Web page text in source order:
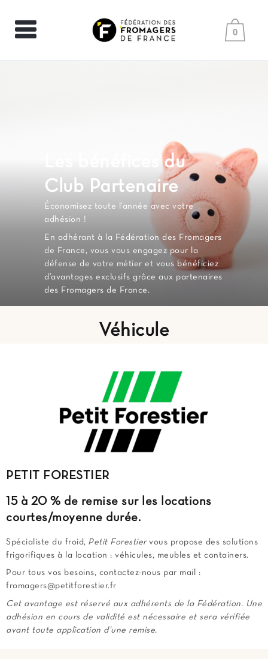
0
Les bénéfices du
Club Partenaire
Économisez toute l’année avec votre
adhésion !
En adhérant à la Fédération des Fromagers
de France, vous vous engagez pour la
défense de votre métier et vous bénéficiez
d’avantages exclusifs grâce aux partenaires
des Fromagers de France.
Véhicule
PETIT FORESTIER
15 à 20 % de remise sur les locations
courtes/moyenne durée.
Spécialiste du froid, Petit Forestiervous propose des solutions
frigorifiques à la location : véhicules, meubles et containers.
Pour tous vos besoins, contactez-nous par mail :
fromagers@petitforestier.fr
Cet avantage est réservé aux adhérents de la Fédération. Une
adhésion en cours de validité est nécessaire et sera vérifiée
avant toute application d’une remise.